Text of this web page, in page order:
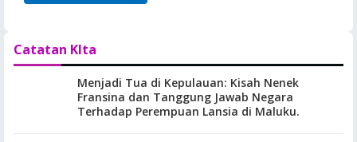
Catatan KIta
Menjadi Tua di Kepulauan: Kisah Nenek
Fransina dan Tanggung Jawab Negara
Terhadap Perempuan Lansia di Maluku.